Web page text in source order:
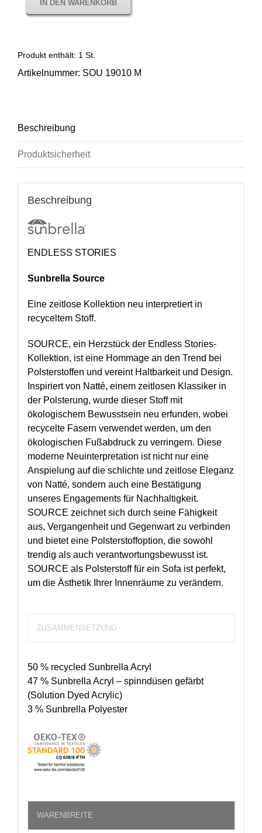
IN DEN WARENKORB
Produkt enthält: 1 St.
Artikelnummer: SOU 19010 M
Beschreibung
Produktsicherheit
Beschreibung
ENDLESS STORIES
Sunbrella Source
Eine zeitlose Kollektion neu interpretiert in
recyceltem Stoff.
SOURCE, ein Herzstück der Endless Stories-
Kollektion, ist eine Hommage an den Trend bei
Polsterstoffen und vereint Haltbarkeit und Design.
Inspiriert von Natté, einem zeitlosen Klassiker in
der Polsterung, wurde dieser Stoff mit
ökologischem Bewusstsein neu erfunden, wobei
recycelte Fasern verwendet werden, um den
ökologischen Fußabdruck zu verringern. Diese
moderne Neuinterpretation ist nicht nur eine
Anspielung auf die schlichte und zeitlose Eleganz
von Natté, sondern auch eine Bestätigung
unseres Engagements für Nachhaltigkeit.
SOURCE zeichnet sich durch seine Fähigkeit
aus, Vergangenheit und Gegenwart zu verbinden
und bietet eine Polsterstoffoption, die sowohl
trendig als auch verantwortungsbewusst ist.
SOURCE als Polsterstoff für ein Sofa ist perfekt,
um die Ästhetik Ihrer Innenräume zu verändern.
ZUSAMMENSETZUNG
50 % recycled Sunbrella Acryl
47 % Sunbrella Acryl – spinndüsen gefärbt
(Solution Dyed Acrylic)
3 % Sunbrella Polyester
WARENBREITE